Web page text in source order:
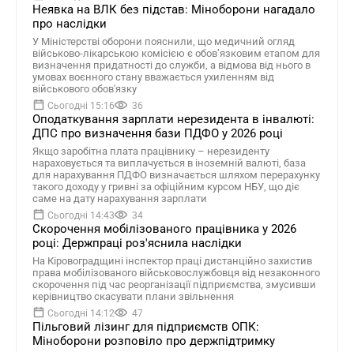
Неявка на ВЛК без підстав: Міноборони нагадало
про наслідки
У Міністерстві оборони пояснили, що медичний огляд
військово-лікарською комісією є обов’язковим етапом для
визначення придатності до служби, а відмова від нього в
умовах воєнного стану вважається ухиленням від
військового обов'язку
Сьогодні 15:16 36
Оподаткування зарплати нерезидента в інвалюті:
ДПС про визначення бази ПДФО у 2026 році
Якщо заробітна плата працівнику – нерезиденту
нараховується та виплачується в іноземній валюті, база
для нарахування ПДФО визначається шляхом перерахунку
такого доходу у гривні за офіційним курсом НБУ, що діє
саме на дату нарахування зарплати
Сьогодні 14:43 34
Скорочення мобілізованого працівника у 2026
році: Держпраці роз'яснила наслідки
На Кіровоградщині інспектор праці дистанційно захистив
права мобілізованого військовослужбовця від незаконного
скорочення під час реорганізації підприємства, змусивши
керівництво скасувати плани звільнення
Сьогодні 14:12 47
Пільговий лізинг для підприємств ОПК:
Міноборони розповіло про держпідтримку